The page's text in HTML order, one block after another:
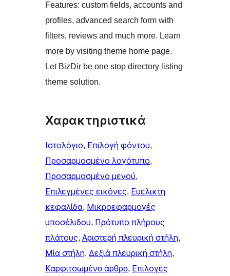
Features: custom fields, accounts and
profiles, advanced search form with
filters, reviews and much more. Learn
more by visiting theme home page.
Let BizDir be one stop directory listing
theme solution.
Χαρακτηριστικά
Ιστολόγιο, Επιλογή φόντου
Προσαρμοσμένο λογότυπο
Προσαρμοσμένο μενού
Επιλεγμένες εικόνες, Ευέλικτη
κεφαλίδα, Μικροεφαρμογές
υποσέλιδου, Πρότυπο πλήρους
πλάτους, Αριστερή πλευρική στήλη
Μία στήλη, Δεξιά πλευρική στήλη
Καρφιτσωμένo άρθρo, Επιλογές